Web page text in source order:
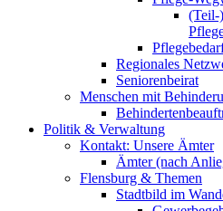
(Teil-
Regionales
Seniorenbeirat
Menschen mit
Politik & Verwaltung
Kontakt: Unsere Ämter
Ämter (nach
Flensburg & Themen
Stadtbild im